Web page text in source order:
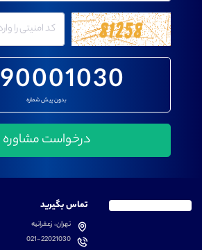
90001030
بدون پیش شماره
تماس بگیرید
تهران، زعفرانیه
021-22021030